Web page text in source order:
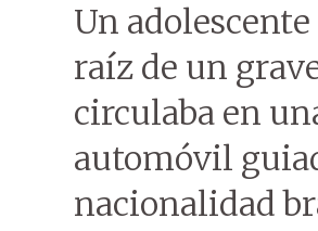
Un
raíz de un
circulaba en
automóvil
nacionalidad